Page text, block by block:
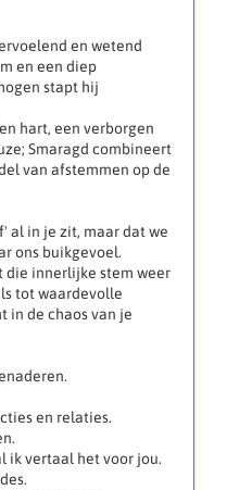
en wetend
en een diep
stapt hij
hart, een verborgen
Smaragd combineert
van afstemmen op de
al in je zit, maar dat we
ons buikgevoel.
die innerlijke stem weer
tot waardevolle
in de chaos van je
en relaties.
ik vertaal het voor jou.